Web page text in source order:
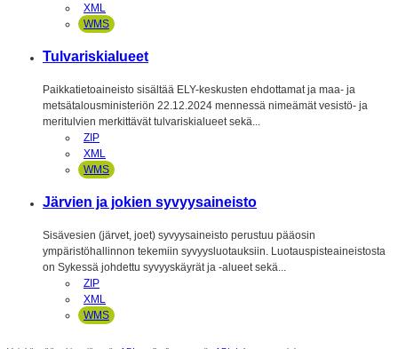
XML
WMS
Tulvariskialueet
Paikkatietoaineisto sisältää ELY-keskusten ehdottamat ja maa- ja
metsätalousministeriön 22.12.2024 mennessä nimeämät vesistö- ja
meritulvien merkittävät tulvariskialueet sekä...
ZIP
XML
WMS
Järvien ja jokien syvyysaineisto
Sisävesien (järvet, joet) syvyysaineisto perustuu pääosin
ympäristöhallinnon tekemiin syvyysluotauksiin. Luotauspisteaineistosta
on Sykessä johdettu syvyyskäyrät ja -alueet sekä...
ZIP
XML
WMS